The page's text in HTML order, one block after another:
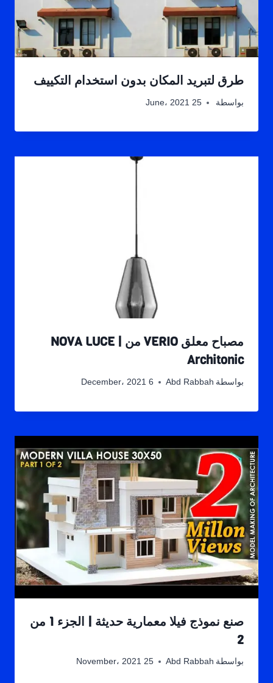
طرق لتبريد المكان بدون استخدام التكييف
بواسطة 25 June، 2021
مصباح معلق VERIO من NOVA LUCE |
Architonic
بواسطة Abd Rabbah 6 December، 2021
صنع نموذج فيلا معمارية حديثة | الجزء 1 من
2
بواسطة Abd Rabbah 25 November، 2021